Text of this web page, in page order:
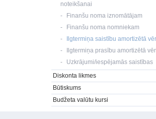
noteikšanai
Finanšu noma iznomātājam
Finanšu noma nomniekam
Ilgtermiņa saistību amortizētā
Ilgtermiņa prasību amortizētā
Uzkrājumi/iespējamās saistības
Diskonta likmes
Būtiskums
Budžeta valūtu kursi